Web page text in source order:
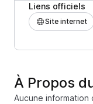
Liens officiels
Site internet
À Propos
Aucune information